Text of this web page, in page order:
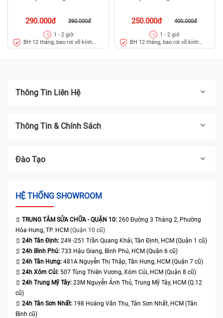
nhọn:Nếu bạn nhận thấy khi vuốt nhẹ hoặc
dùng ngón tay sờ xung quanh lưng máy có
cảm giác gợn, sắc, không còn mịn như ban
4. Phân biệt giữa dịch vụ thay kính lưng với dịch vụ thay vỏ
iPhone XS
290.000đ 390.000đ
1 - 2 giờ
BH 12 tháng, bao rơi vỡ kính
lưng
250.000đ 400.000đ
1 - 2 giờ
BH 12 tháng, bao rơi vỡ kính
lưng
Thông Tin Liên Hệ
Thông Tin & Chính Sách
Đào Tạo
HỆ THỐNG SHOWROOM
TRUNG TÂM SỬA CHỮA - QUẬN 10: 260 Đường 3 Tháng 2, Phường
Hòa Hưng, TP. HCM (Quận 10 cũ)
24h Tân Định: 249 -251 Trần Quang Khải, Tân Định, HCM (Quận 1 cũ)
24h Bình Phú: 733 Hậu Giang, Bình Phú, HCM (Quận 6 cũ)
24h Tân Hưng: 481A Nguyễn Thị Thập, Tân Hưng, HCM (Quận 7 cũ)
24h Xóm Củi: 507 Tùng Thiện Vương, Xóm Củi, HCM (Quận 8 cũ)
24h Trung Mỹ Tây: 23M Nguyễn Ảnh Thủ, Trung Mỹ Tây, HCM (Q.12
cũ)
24h Tân Sơn Nhất: 198 Hoàng Văn Thụ, Tân Sơn Nhất, HCM (Tân
Bình cũ)